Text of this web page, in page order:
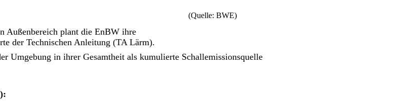
(Quelle: BWE)
Außenbereich plant die EnBW ihre
der Technischen Anleitung (TA Lärm).
Umgebung in ihrer Gesamtheit als kumulierte Schallemissionsquelle